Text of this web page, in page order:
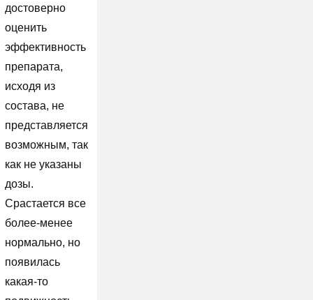
достоверно
оценить
эффективность
препарата,
исходя из
состава, не
представляется
возможным, так
как не указаны
дозы.
Срастается все
более-менее
нормально, но
появилась
какая-то